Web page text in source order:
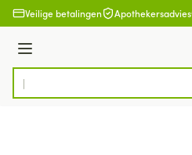
Ga naar de inhoud
Veilige betalingen Apothekersadvies
Menu
Product, merk, categorie...